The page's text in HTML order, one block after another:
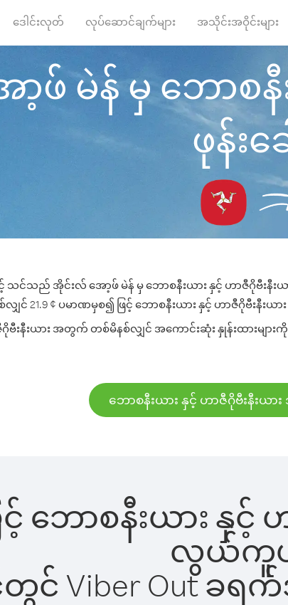
ဒေါင်းလုတ် လုပ်ဆောင်ချက်များ အသိုင်းအဝိုင်းများ
ဖ် မဲန် မှ ဘောစနီ
ဖုန်း
ြင့် သင်သည် အိုင်းလ် အော့ဖ် မဲန် မှ ဘောစနီးယား နှင့် ဟာဇီဂိုဗီး
ျှင် 21.9 ¢ ပမာဏမှစ၍ ဖြင့် ဘောစနီးယား နှင့် ဟာဇီဂိုဗီးနီ
ဂိုဗီးနီးယား အတွက် တစ်မိနစ်လျှင် အကောင်းဆုံး နှုန်းထားမ
ဘောစနီးယား နှင့် ဟာဇီဂိုဗီးနီးယာ
င့် ဘောစနီးယား နှင့်
လွယ်ကူ
င် Viber Out ခရ